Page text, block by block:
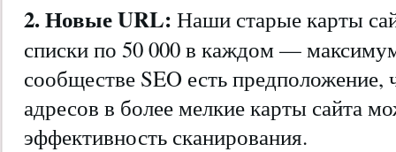
2. Новые URL: Наши старые карты
списки по 50 000 в каждом —
сообществе SEO есть
адресов в более мелкие карты сайта
эффективность сканирования.